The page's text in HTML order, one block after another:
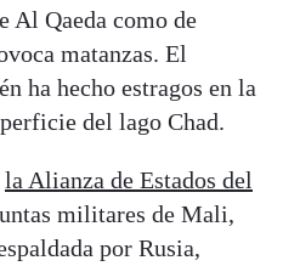
Al Qaeda como de
matanzas. El
ha hecho estragos en la
del lago Chad.
la Alianza de Estados del
militares de Mali,
por Rusia,